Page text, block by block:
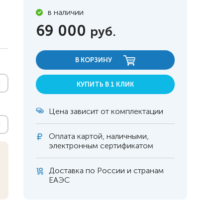
в наличии
69 000 руб.
В КОРЗИНУ
КУПИТЬ В 1 КЛИК
Цена зависит от комплектации
Оплата картой, наличными,
электронным сертификатом
Доставка по России и странам
ЕАЭС